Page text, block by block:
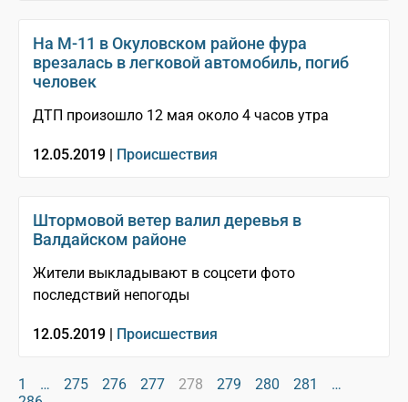
На М-11 в Окуловском районе фура
врезалась в легковой автомобиль, погиб
человек
ДТП произошло 12 мая около 4 часов утра
12.05.2019 | Происшествия
Штормовой ветер валил деревья в
Валдайском районе
Жители выкладывают в соцсети фото
последствий непогоды
12.05.2019 | Происшествия
1 … 275 276 277 278 279 280 281
…